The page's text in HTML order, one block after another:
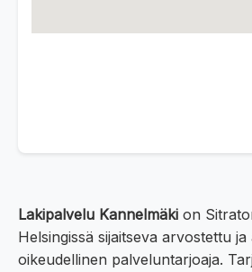
Lakipalvelu Kannelmäki on
Helsingissä sijaitseva arvostettu
oikeudellinen palveluntarjoaja.